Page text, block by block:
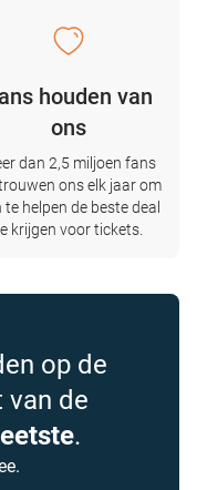
houden van
ons
dan 2,5 miljoen fans
ons elk jaar om
te helpen de beste deal
krijgen voor tickets.
op de
van de
.